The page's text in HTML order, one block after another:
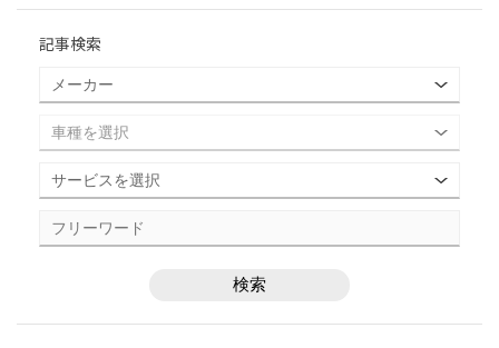
記事検索